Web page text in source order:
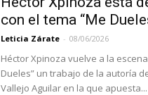
con el tema “Me
Leticia Zárate - 08/06/2026
Héctor Xpinoza vuelve a la
Dueles” un trabajo de la autoría
Vallejo Aguilar en la que apuesta...